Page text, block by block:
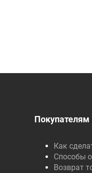
Покупателям
Как
Способы
Возврат